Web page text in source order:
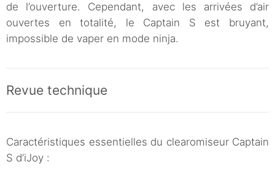
de l’ouverture. Cependant, avec les arrivées d’air
ouvertes en totalité, le Captain S est bruyant,
impossible de vaper en mode ninja.
Revue technique
Caractéristiques essentielles du clearomiseur Captain
S d’iJoy :